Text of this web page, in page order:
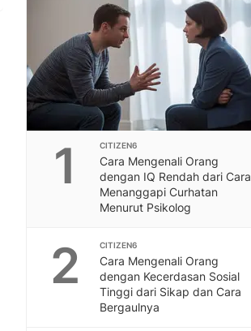
1 CITIZEN6
Cara Mengenali Orang
dengan IQ Rendah dari Cara
Menanggapi Curhatan
Menurut Psikolog
2 CITIZEN6
Cara Mengenali Orang
dengan Kecerdasan Sosial
Tinggi dari Sikap dan Cara
Bergaulnya